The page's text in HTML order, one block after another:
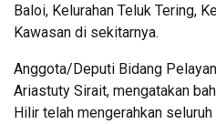
Baloi, Kelurahan Teluk Tering,
Kawasan di sekitarnya.
Anggota/Deputi Bidang
Ariastuty Sirait, mengatakan
Hilir telah mengerahkan